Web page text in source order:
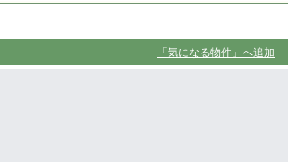
「気になる物件」へ追加